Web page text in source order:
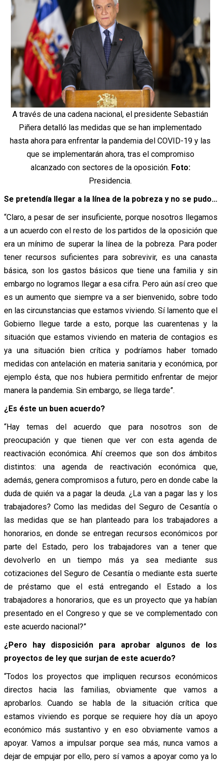
A través de una cadena nacional, el presidente Sebastián
Piñera detalló las medidas que se han implementado
hasta ahora para enfrentar la pandemia del COVID-19 y las
que se implementarán ahora, tras el compromiso
alcanzado con sectores de la oposición. Foto:
Presidencia.
Se pretendía llegar a la línea de la pobreza y no se pudo…
“Claro, a pesar de ser insuficiente, porque nosotros llegamos
a un acuerdo con el resto de los partidos de la oposición que
era un mínimo de superar la línea de la pobreza. Para poder
tener recursos suficientes para sobrevivir, es una canasta
básica, son los gastos básicos que tiene una familia y sin
embargo no logramos llegar a esa cifra. Pero aún así creo que
es un aumento que siempre va a ser bienvenido, sobre todo
en las circunstancias que estamos viviendo. Sí lamento que el
Gobierno llegue tarde a esto, porque las cuarentenas y la
situación que estamos viviendo en materia de contagios es
ya una situación bien crítica y podríamos haber tomado
medidas con antelación en materia sanitaria y económica, por
ejemplo ésta, que nos hubiera permitido enfrentar de mejor
manera la pandemia. Sin embargo, se llega tarde”.
¿Es éste un buen acuerdo?
“Hay temas del acuerdo que para nosotros son de
preocupación y que tienen que ver con esta agenda de
reactivación económica. Ahí creemos que son dos ámbitos
distintos: una agenda de reactivación económica que,
además, genera compromisos a futuro, pero en donde cabe la
duda de quién va a pagar la deuda. ¿La van a pagar las y los
trabajadores? Como las medidas del Seguro de Cesantía o
las medidas que se han planteado para los trabajadores a
honorarios, en donde se entregan recursos económicos por
parte del Estado, pero los trabajadores van a tener que
devolverlo en un tiempo más ya sea mediante sus
cotizaciones del Seguro de Cesantía o mediante esta suerte
de préstamo que el está entregando el Estado a los
trabajadores a honorarios, que es un proyecto que ya habían
presentado en el Congreso y que se ve complementado con
este acuerdo nacional?”
¿Pero hay disposición para aprobar algunos de los
proyectos de ley que surjan de este acuerdo?
“Todos los proyectos que impliquen recursos económicos
directos hacia las familias, obviamente que vamos a
aprobarlos. Cuando se habla de la situación crítica que
estamos viviendo es porque se requiere hoy día un apoyo
económico más sustantivo y en eso obviamente vamos a
apoyar. Vamos a impulsar porque sea más, nunca vamos a
dejar de empujar por ello, pero sí vamos a apoyar como ya lo